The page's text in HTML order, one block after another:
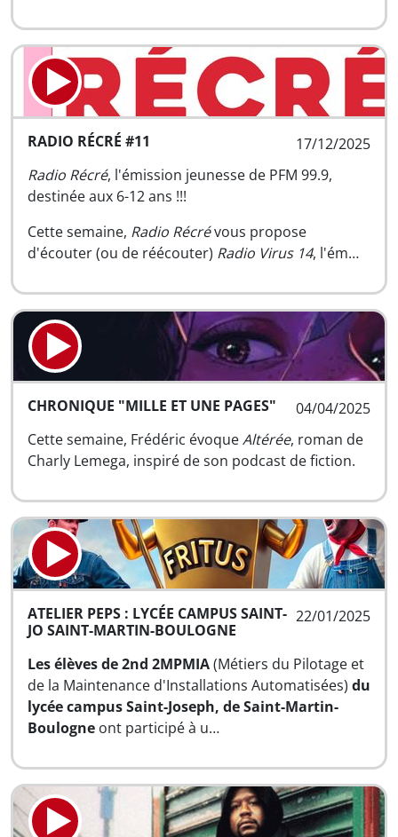
17/12/2025
RADIO RÉCRÉ #11
Radio Récré, l'émission jeunesse de PFM 99.9,
destinée aux 6-12 ans !!!
Cette semaine, Radio Récrévous propose
d'écouter (ou de réécouter) Radio Virus 14, l'ém…
04/04/2025
CHRONIQUE "MILLE ET UNE PAGES"
Cette semaine, Frédéric évoqueAltérée, roman de
Charly Lemega, inspiré de son podcast de fiction.
22/01/2025
ATELIER PEPS : LYCÉE CAMPUS SAINT-
JO SAINT-MARTIN-BOULOGNE
Les élèves de 2nd 2MPMIA(Métiers du Pilotage et
de la Maintenance d'Installations Automatisées) du
lycée campus Saint-Joseph, de Saint-Martin-
Boulogne ont participé à u…